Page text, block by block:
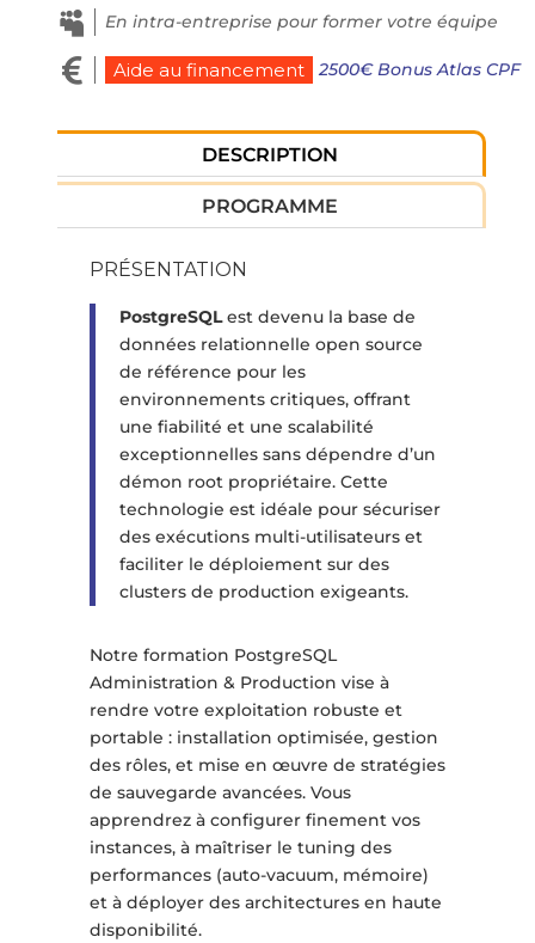
 En intra-entreprise pour former votre équipe
 Aide au financement 2500€ Bonus Atlas CPF
DESCRIPTION
PROGRAMME
PRÉSENTATION
PostgreSQLest devenu la base de
données relationnelle open source
de référence pour les
environnements critiques, offrant
une fiabilité et une scalabilité
exceptionnelles sans dépendre d’un
démon root propriétaire. Cette
technologie est idéale pour sécuriser
des exécutions multi-utilisateurs et
faciliter le déploiement sur des
clusters de production exigeants.
Notre formation PostgreSQL
Administration & Production vise à
rendre votre exploitation robuste et
portable : installation optimisée, gestion
des rôles, et mise en œuvre de stratégies
de sauvegarde avancées. Vous
apprendrez à configurer finement vos
instances, à maîtriser le tuning des
performances (auto-vacuum, mémoire)
et à déployer des architectures en haute
disponibilité.